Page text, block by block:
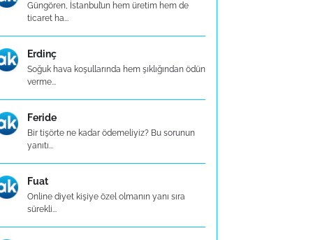
Güngören, İstanbul’un hem üretim hem de
ticaret ha...
Erdinç
Soğuk hava koşullarında hem şıklığından ödün
verme...
Feride
Bir tişörte ne kadar ödemeliyiz? Bu sorunun
yanıtı...
Fuat
Online diyet kişiye özel olmanın yanı sıra
sürekli...